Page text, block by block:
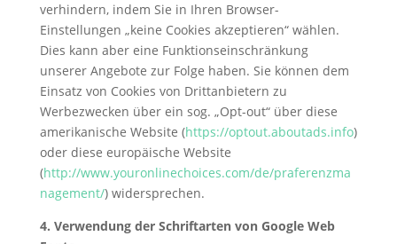
verhindern, indem Sie in Ihren Browser-
Einstellungen „keine Cookies akzeptieren“ wählen.
Dies kann aber eine Funktionseinschränkung
unserer Angebote zur Folge haben. Sie können dem
Einsatz von Cookies von Drittanbietern zu
Werbezwecken über ein sog. „Opt-out“ über diese
amerikanische Website (https://optout.aboutads.info)
oder diese europäische Website
(http://www.youronlinechoices.com/de/praferenzma
nagement/) widersprechen.
4. Verwendung der Schriftarten von Google Web